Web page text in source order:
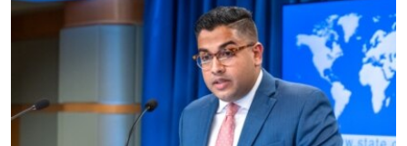
поиску
НАГОРНЫЙ КАРАБАХ
АРХИВ